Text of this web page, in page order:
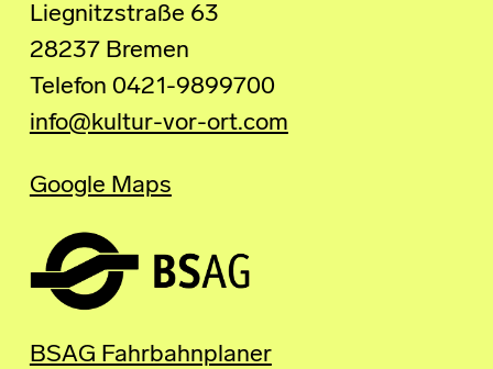
Liegnitzstraße 63
28237 Bremen
Telefon 0421-9899700
info@kultur-vor-ort.com
Google Maps
BSAG Fahrbahnplaner